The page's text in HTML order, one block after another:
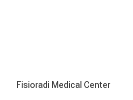
Fisioradi Medical Center